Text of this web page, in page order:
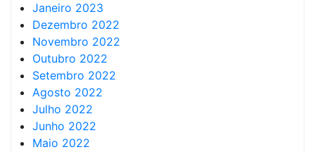
Janeiro 2023
Dezembro 2022
Novembro 2022
Outubro 2022
Setembro 2022
Agosto 2022
Julho 2022
Junho 2022
Maio 2022